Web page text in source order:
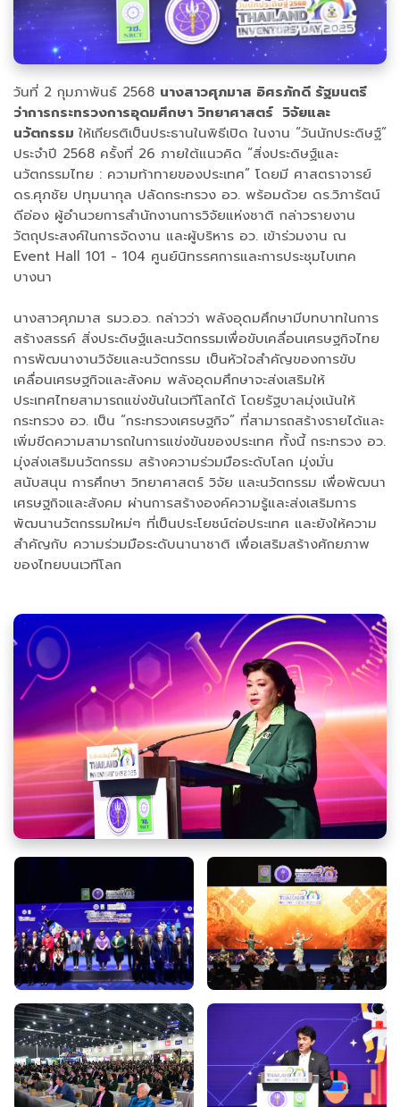
วันที่ 2 กุมภาพันธ์ 2568 นางสาวศุภมาส อิศรภักดี รัฐมนตรี
ว่าการกระทรวงการอุดมศึกษา วิทยาศาสตร์ วิจัยและ
นวัตกรรม ให้เกียรติเป็นประธานในพิธีเปิด ในงาน “วันนักประดิษฐ์”
ประจำปี 2568 ครั้งที่ 26 ภายใต้แนวคิด “สิ่งประดิษฐ์และ
นวัตกรรมไทย : ความท้าทายของประเทศ” โดยมี ศาสตราจารย์
ดร.ศุภชัย ปทุมนากุล ปลัดกระทรวง อว. พร้อมด้วย ดร.วิภารัตน์
ดีอ่อง ผู้อำนวยการสำนักงานการวิจัยแห่งชาติ กล่าวรายงาน
วัตถุประสงค์ในการจัดงาน และผู้บริหาร อว. เข้าร่วมงาน ณ
Event Hall 101 - 104 ศูนย์นิทรรศการและการประชุมไบเทค
บางนา
นางสาวศุภมาส รมว.อว. กล่าวว่า พลังอุดมศึกษามีบทบาทในการ
สร้างสรรค์ สิ่งประดิษฐ์และนวัตกรรมเพื่อขับเคลื่อนเศรษฐกิจไทย
การพัฒนางานวิจัยและนวัตกรรม เป็นหัวใจสำคัญของการขับ
เคลื่อนเศรษฐกิจและสังคม พลังอุดมศึกษาจะส่งเสริมให้
ประเทศไทยสามารถแข่งขันในเวทีโลกได้ โดยรัฐบาลมุ่งเน้นให้
กระทรวง อว. เป็น “กระทรวงเศรษฐกิจ” ที่สามารถสร้างรายได้และ
เพิ่มขีดความสามารถในการแข่งขันของประเทศ ทั้งนี้ กระทรวง อว.
มุ่งส่งเสริมนวัตกรรม สร้างความร่วมมือระดับโลก มุ่งมั่น
สนับสนุน การศึกษา วิทยาศาสตร์ วิจัย และนวัตกรรม เพื่อพัฒนา
เศรษฐกิจและสังคม ผ่านการสร้างองค์ความรู้และส่งเสริมการ
พัฒนานวัตกรรมใหม่ๆ ที่เป็นประโยชน์ต่อประเทศ และยังให้ความ
สำคัญกับ ความร่วมมือระดับนานาชาติ เพื่อเสริมสร้างศักยภาพ
ของไทยบนเวทีโลก